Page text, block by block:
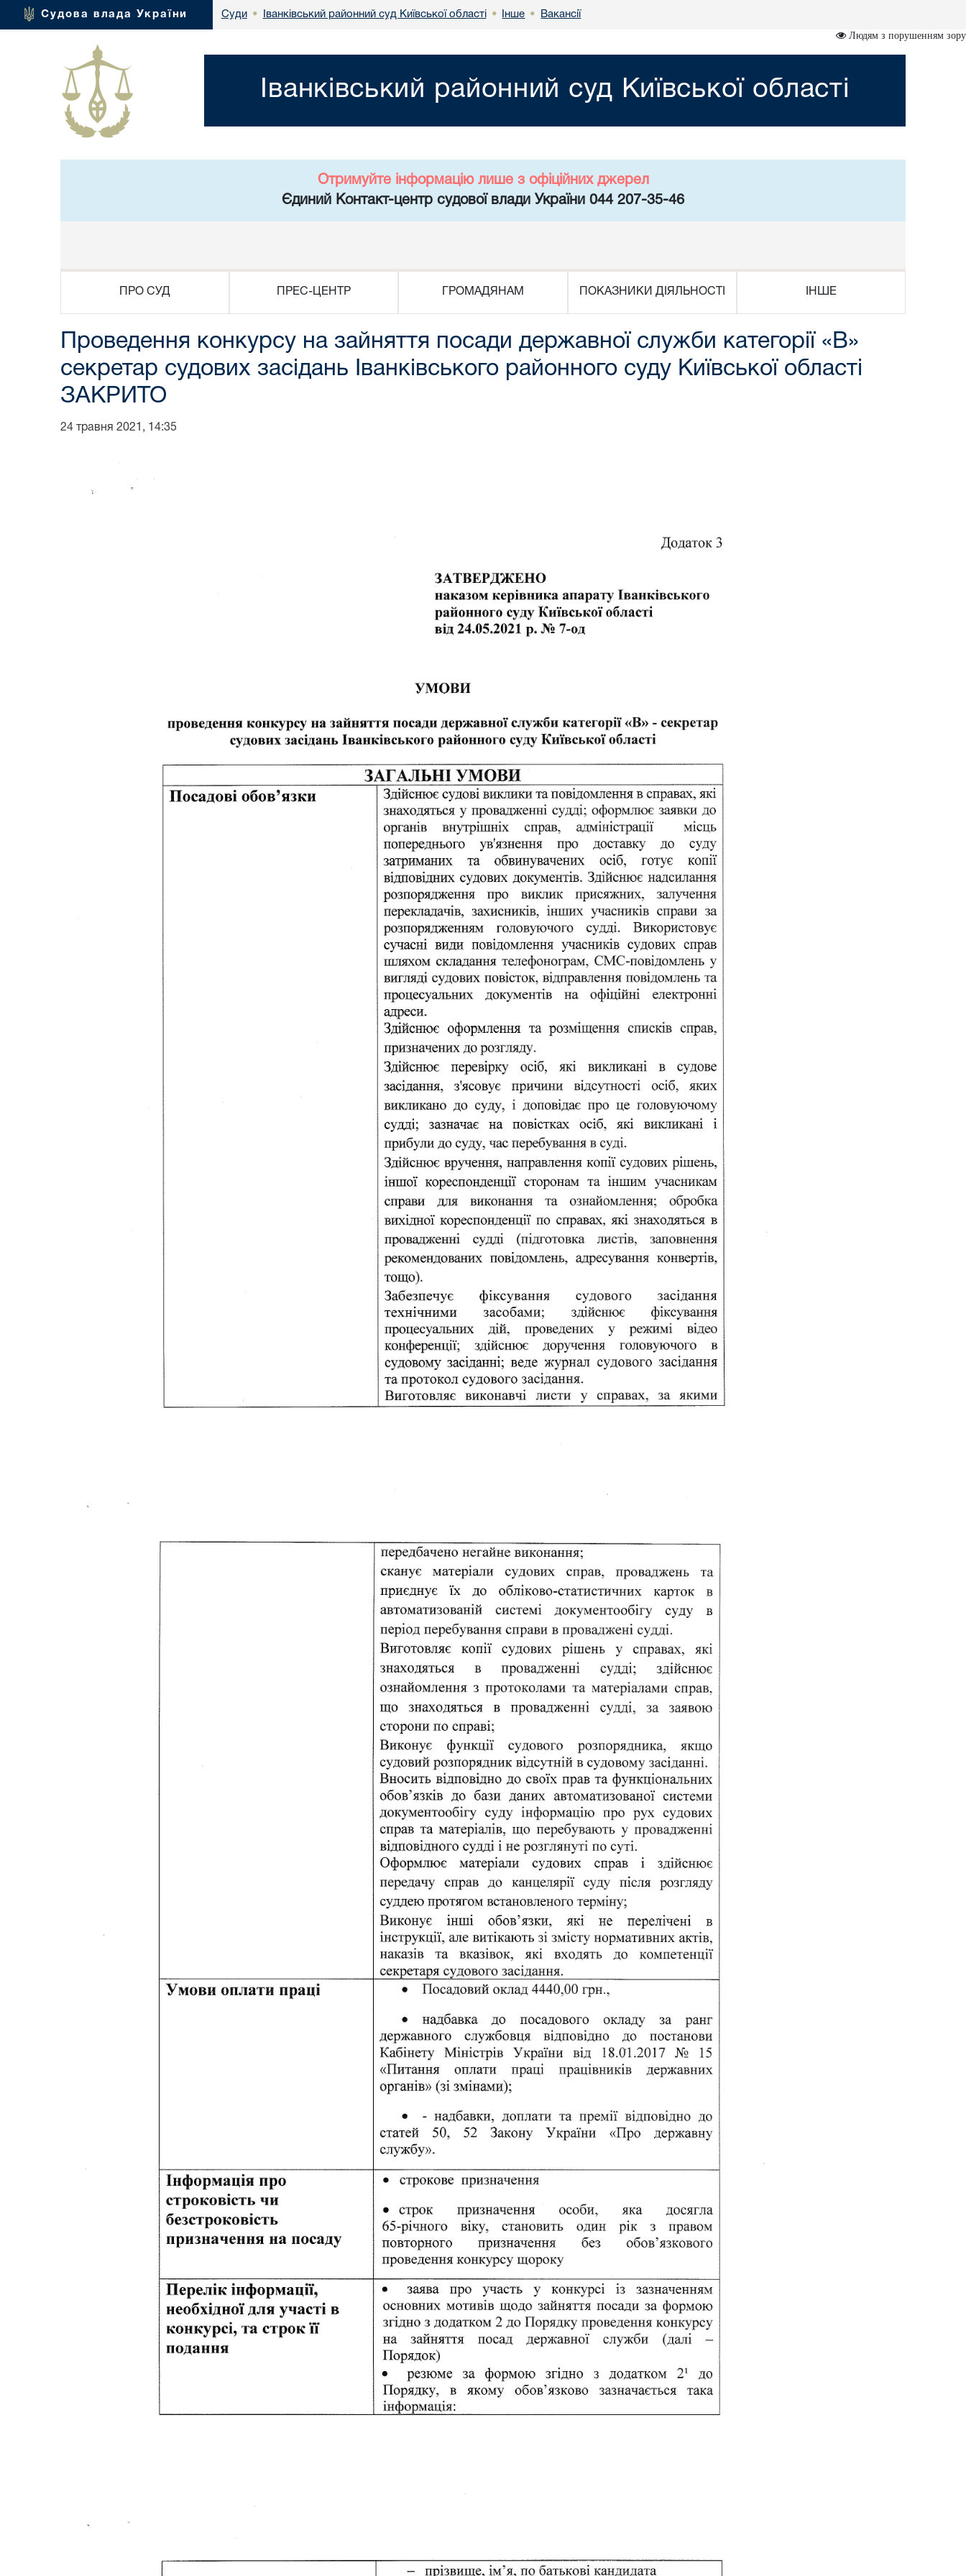
Судова влада України Суди • Іванківський районний суд Київської області • Інше • Вакансії
Людям з порушенням зору
Іванківський районний суд Київської області
Отримуйте інформацію лише з офіційних джерел
Єдиний Контакт-центр судової влади України 044 207-35-46
ПРО СУД ПРЕС-ЦЕНТР ГРОМАДЯНАМ ПОКАЗНИКИ ДІЯЛЬНОСТІ ІНШЕ
Проведення конкурсу на зайняття посади державної служби категорії «В»
секретар судових засідань Іванківського районного суду Київської області
ЗАКРИТО
24 травня 2021, 14:35